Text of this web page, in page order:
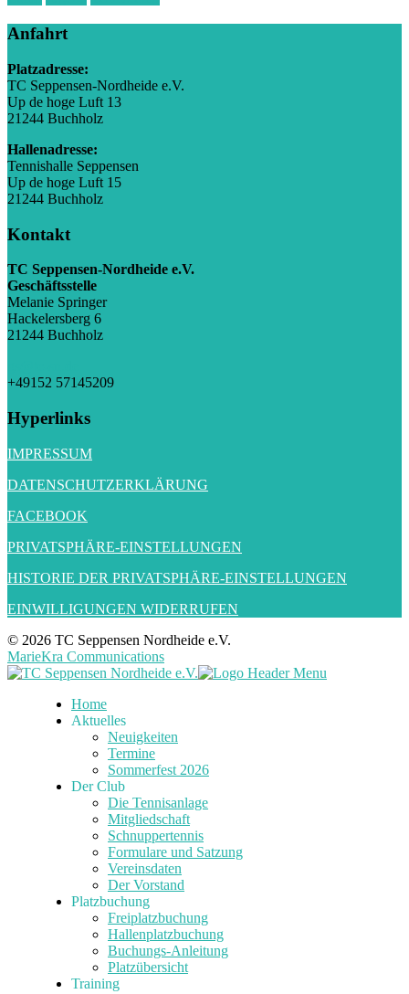
Anfahrt
Platzadresse:
TC Seppensen-Nordheide e.V.
Up de hoge Luft 13
21244 Buchholz
Hallenadresse:
Tennishalle Seppensen
Up de hoge Luft 15
21244 Buchholz
Kontakt
TC Seppensen-Nordheide e.V.
Geschäftsstelle
Melanie Springer
Hackelersberg 6
21244 Buchholz
+49152 57145209
Hyperlinks
IMPRESSUM
DATENSCHUTZERKLÄRUNG
FACEBOOK
PRIVATSPHÄRE-EINSTELLUNGEN
HISTORIE DER PRIVATSPHÄRE-EINSTELLUNGEN
EINWILLIGUNGEN WIDERRUFEN
© 2026 TC Seppensen Nordheide e.V.
MarieKra Communications
Home
Aktuelles
Neuigkeiten
Termine
Sommerfest 2026
Der Club
Die Tennisanlage
Mitgliedschaft
Schnuppertennis
Formulare und Satzung
Vereinsdaten
Der Vorstand
Platzbuchung
Freiplatzbuchung
Hallenplatzbuchung
Buchungs-Anleitung
Platzübersicht
Training